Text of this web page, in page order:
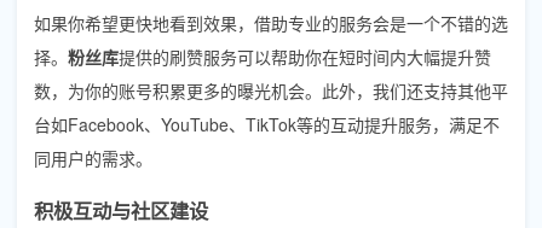
如果你希望更快地看到效果，借助专业的服务会是一个不错的选
择。 粉丝库提供的刷赞服务可以帮助你在短时间内大幅提升赞
数，为你的账号积累更多的曝光机会。此外，我们还支持其他平
台如Facebook、YouTube、TikTok等的互动提升服务，满足不
同用户的需求。
积极互动与社区建设